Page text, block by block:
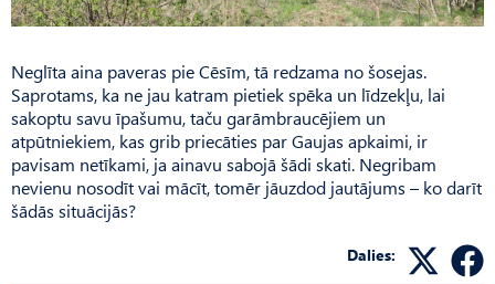
Neglīta aina paveras pie Cēsīm, tā redzama no šosejas.
Saprotams, ka ne jau katram pietiek spēka un līdzekļu, lai
sakoptu savu īpašumu, taču garāmbraucējiem un
atpūtniekiem, kas grib priecāties par Gaujas apkaimi, ir
pavisam netīkami, ja ainavu sabojā šādi skati. Negribam
nevienu nosodīt vai mācīt, tomēr jāuzdod jautājums – ko darīt
šādās situācijās?
Dalies: